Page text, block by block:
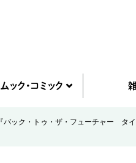
『バック・トゥ・ザ・フューチャー タ